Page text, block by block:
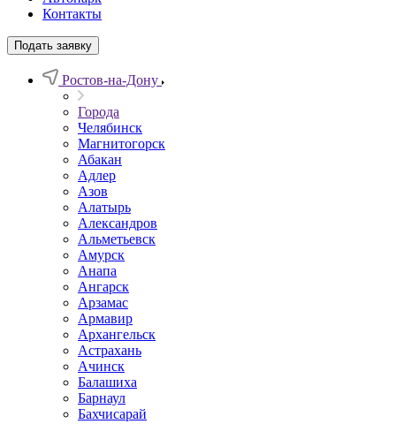
Контакты
Подать заявку
Ростов-на-Дону
Города
Челябинск
Магнитогорск
Абакан
Адлер
Азов
Алатырь
Александров
Альметьевск
Амурск
Анапа
Ангарск
Арзамас
Армавир
Архангельск
Астрахань
Ачинск
Балашиха
Барнаул
Бахчисарай